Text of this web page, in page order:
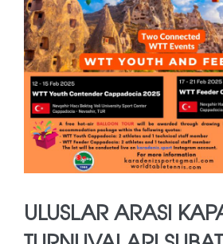
ULUSLAR ARASI